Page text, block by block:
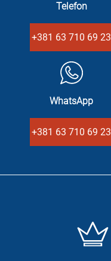
Telefon
+381 63 710 69 23
WhatsApp
+381 63 710 69 23